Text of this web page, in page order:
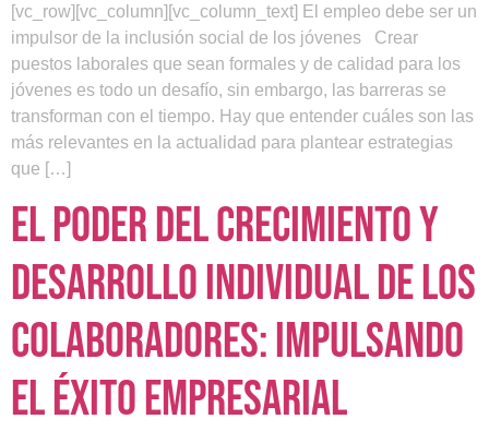
[vc_row][vc_column][vc_column_text] El empleo debe ser un
impulsor de la inclusión social de los jóvenes Crear
puestos laborales que sean formales y de calidad para los
jóvenes es todo un desafío, sin embargo, las barreras se
transforman con el tiempo. Hay que entender cuáles son las
más relevantes en la actualidad para plantear estrategias
que […]
El poder del crecimiento y
desarrollo individual de los
colaboradores: impulsando
el éxito empresarial